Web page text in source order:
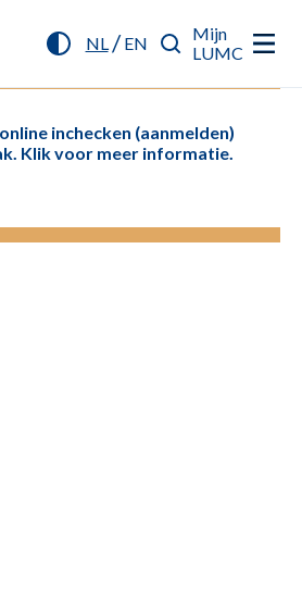
NL/ EN
Mijn
LUMC
inchecken (aanmelden)
Klik voor meer informatie.